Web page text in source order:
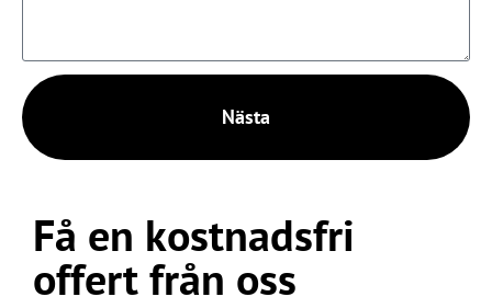
Nästa
Få en kostnadsfri
offert från oss